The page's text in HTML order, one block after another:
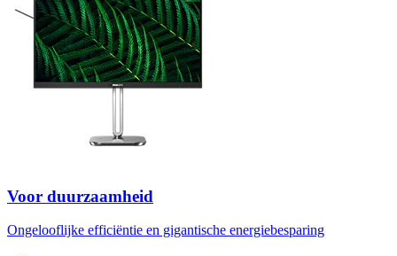
Voor duurzaamheid
Ongelooflijke efficiëntie en gigantische energiebesparing